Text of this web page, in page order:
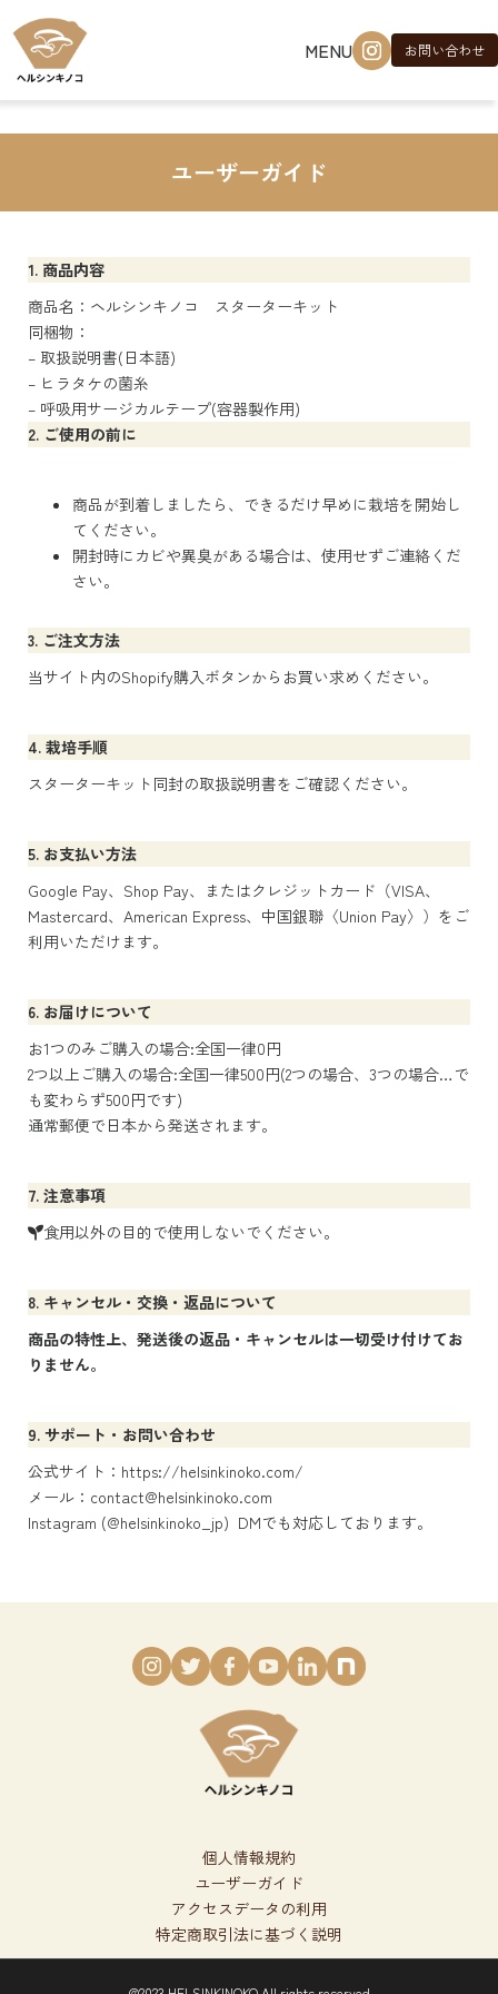
MENU お問い合わせ
ユーザーガイド
1. 商品内容
商品名：ヘルシンキノコ スターターキット
同梱物：
– 取扱説明書(日本語)
– ヒラタケの菌糸
– 呼吸用サージカルテープ(容器製作用)
2. ご使用の前に
商品が到着しましたら、できるだけ早めに栽培を開始し
てください。
開封時にカビや異臭がある場合は、使用せずご連絡くだ
さい。
3. ご注文方法
当サイト内のShopify購入ボタンからお買い求めください。
4. 栽培手順
スターターキット同封の取扱説明書をご確認ください。
5. お支払い方法
Google Pay、Shop Pay、またはクレジットカード（VISA、
Mastercard、American Express、中国銀聯〈Union Pay〉）をご
利用いただけます。
6. お届けについて
お1つのみご購入の場合:全国一律0円
2つ以上ご購入の場合:全国一律500円(2つの場合、3つの場合…で
も変わらず500円です)
通常郵便で日本から発送されます。
7. 注意事項
食用以外の目的で使用しないでください。
8. キャンセル・交換・返品について
商品の特性上、発送後の返品・キャンセルは一切受け付けてお
りません。
9. サポート・お問い合わせ
公式サイト： https://helsinkinoko.com/
メール： contact@helsinkinoko.com
Instagram (@helsinkinoko_jp) DMでも対応しております。
個人情報規約
ユーザーガイド
アクセスデータの利用
特定商取引法に基づく説明